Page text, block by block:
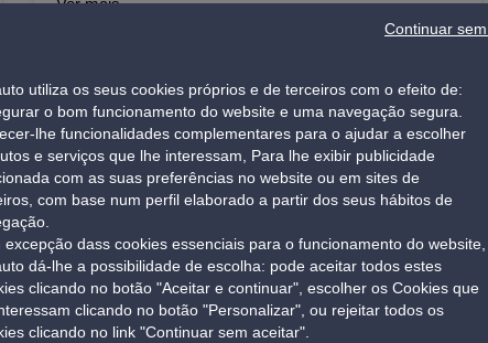
aderência suficientes. O bom estado dos pneus do
Mudança correia de distribuição
A correia de distribuição é uma peça vital do motor
de um carro. Uma falha na correia de distribuição
poderá causar danos graves e até mesmo na
correia começa a desgastar, aumentando
significativamente o risco de falha. Se a correia
romper-se enquanto o motor estiver em
funcionamento, as válvulas podem entrar em
Ver mais
utiliza os seus cookies próprios e de terceiros com o efeito de:
o bom funcionamento do website e uma navegação segura.
lhe funcionalidades complementares para o ajudar a escolher
e serviços que lhe interessam, Para lhe exibir publicidade
com as suas preferências no website ou em sites de
com base num perfil elaborado a partir dos seus hábitos de
excepção dass cookies essenciais para o funcionamento do website,
dá-lhe a possibilidade de escolha: pode aceitar todos estes
clicando no botão "Aceitar e continuar", escolher os Cookies que
clicando no botão "Personalizar", ou rejeitar todos os
clicando no link "Continuar sem aceitar".
Continuar